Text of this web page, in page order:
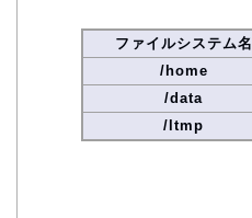
ファイルシステム名
/home
/data
/ltmp